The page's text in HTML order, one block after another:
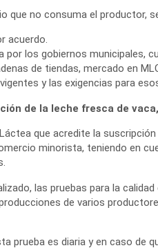
que no consuma el productor,
acuerdo.
por los gobiernos municipales,
de tiendas, mercado en
y las exigencias para
de la leche fresca de
que acredite la
minorista, teniendo en
las pruebas para la
de varios
prueba es diaria y en caso de